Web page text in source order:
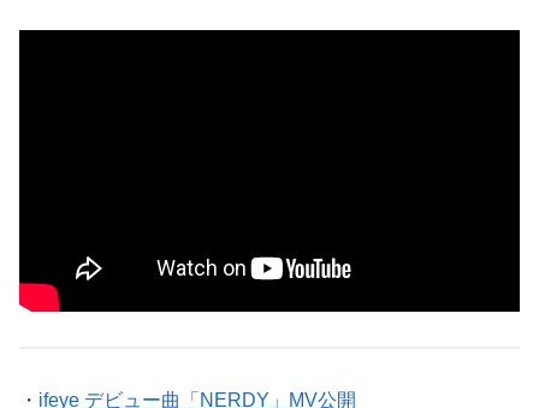
・ ifeye デビュー曲「NERDY」MV公開